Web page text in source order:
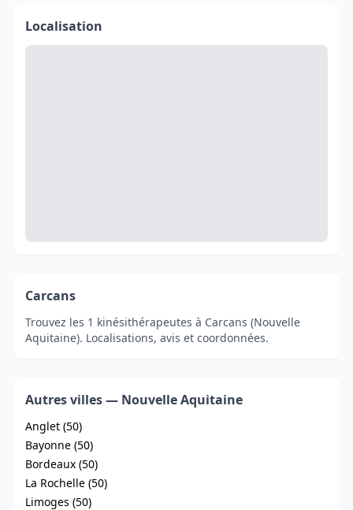
Localisation
Carcans
Trouvez les 1 kinésithérapeutes à Carcans (Nouvelle
Aquitaine). Localisations, avis et coordonnées.
Autres villes — Nouvelle Aquitaine
Anglet (50)
Bayonne (50)
Bordeaux (50)
La Rochelle (50)
Limoges (50)